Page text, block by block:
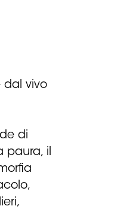
dal vivo
di
paura, il